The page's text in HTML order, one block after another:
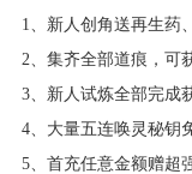
1、新人创角送再生药
2、集齐全部道痕，可
3、新人试炼全部完成
4、大量五连唤灵秘钥
5、首充任意金额赠超